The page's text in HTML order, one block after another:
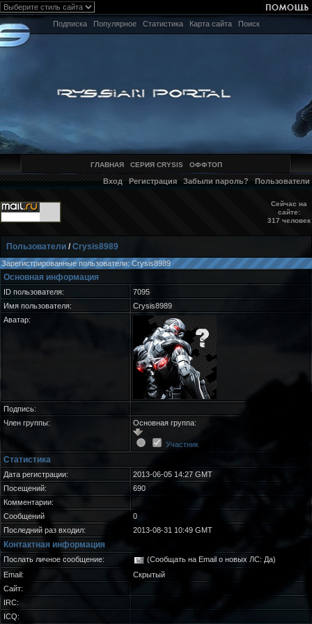
Подписка Популярное Статистика Карта сайта Поиск
ГЛАВНАЯ СЕРИЯ CRYSIS ОФФТОП
Вход Регистрация Забыли пароль? Пользователи
Сейчас на
сайте:
317 человек
Пользователи /Crysis8989
Зарегистрированные пользователи: Crysis8989
Основная информация
ID пользователя:
7095
Имя пользователя:
Crysis8989
Аватар:
Подпись:
Член группы:
Основная группа:
Участник
Статистика
Дата регистрации:
2013-06-05 14:27 GMT
Посещений:
690
Комментарии:
Сообщений
0
Последний раз входил:
2013-08-31 10:49 GMT
Контактная информация
Послать личное сообщение:
(Сообщать на Email о новых ЛС: Да)
Email:
Скрытый
Сайт:
IRC:
ICQ: